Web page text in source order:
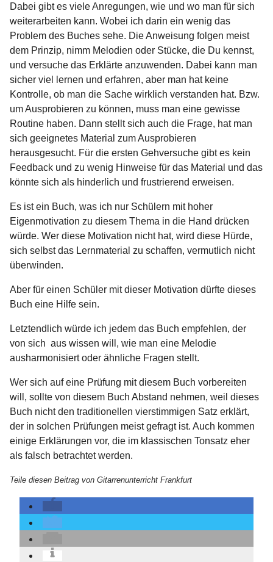
Dabei gibt es viele Anregungen, wie und wo man für sich
weiterarbeiten kann. Wobei ich darin ein wenig das
Problem des Buches sehe. Die Anweisung folgen meist
dem Prinzip, nimm Melodien oder Stücke, die Du kennst,
und versuche das Erklärte anzuwenden. Dabei kann man
sicher viel lernen und erfahren, aber man hat keine
Kontrolle, ob man die Sache wirklich verstanden hat. Bzw.
um Ausprobieren zu können, muss man eine gewisse
Routine haben. Dann stellt sich auch die Frage, hat man
sich geeignetes Material zum Ausprobieren
herausgesucht. Für die ersten Gehversuche gibt es kein
Feedback und zu wenig Hinweise für das Material und das
könnte sich als hinderlich und frustrierend erweisen.
Es ist ein Buch, was ich nur Schülern mit hoher
Eigenmotivation zu diesem Thema in die Hand drücken
würde. Wer diese Motivation nicht hat, wird diese Hürde,
sich selbst das Lernmaterial zu schaffen, vermutlich nicht
überwinden.
Aber für einen Schüler mit dieser Motivation dürfte dieses
Buch eine Hilfe sein.
Letztendlich würde ich jedem das Buch empfehlen, der
von sich aus wissen will, wie man eine Melodie
ausharmonisiert oder ähnliche Fragen stellt.
Wer sich auf eine Prüfung mit diesem Buch vorbereiten
will, sollte von diesem Buch Abstand nehmen, weil dieses
Buch nicht den traditionellen vierstimmigen Satz erklärt,
der in solchen Prüfungen meist gefragt ist. Auch kommen
einige Erklärungen vor, die im klassischen Tonsatz eher
als falsch betrachtet werden.
Teile diesen Beitrag von Gitarrenunterricht Frankfurt